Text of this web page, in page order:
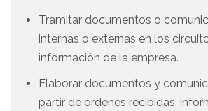
Tramitar documentos o
internas o externas en los
información de la empresa.
Elaborar documentos y
partir de órdenes recibidas,